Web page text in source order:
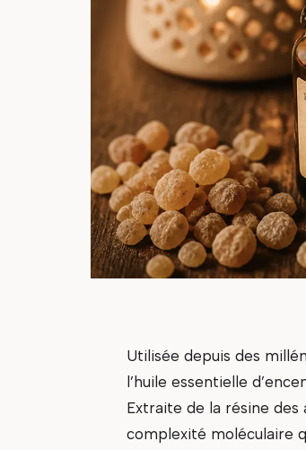
Utilisée depuis des
l’huile essentielle
Extraite de la résine des
complexité moléculaire